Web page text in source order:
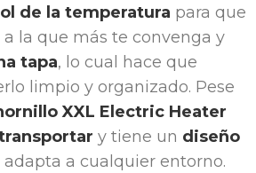
de la temperatura para que
la que más te convenga y
tapa, lo cual hace que
limpio y organizado. Pese
XXL Electric Heater
y tiene un diseño
adapta a cualquier entorno.